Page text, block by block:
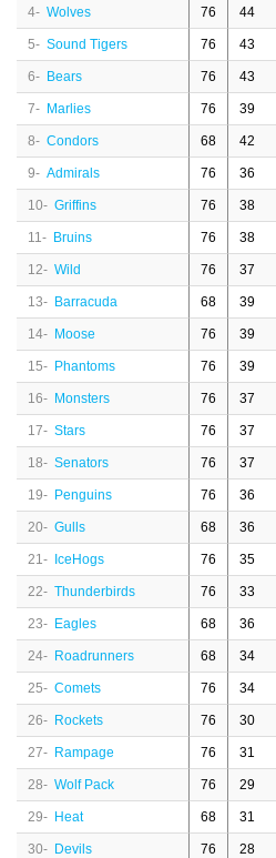
4- Wolves 76 44
5- Sound Tigers 76 43
6- Bears 76 43
7- Marlies 76 39
8- Condors 68 42
9- Admirals 76 36
10- Griffins 76 38
11- Bruins 76 38
12- Wild 76 37
13- Barracuda 68 39
14- Moose 76 39
15- Phantoms 76 39
16- Monsters 76 37
17- Stars 76 37
18- Senators 76 37
19- Penguins 76 36
20- Gulls 68 36
21- IceHogs 76 35
22- Thunderbirds 76 33
23- Eagles 68 36
24- Roadrunners 68 34
25- Comets 76 34
26- Rockets 76 30
27- Rampage 76 31
28- Wolf Pack 76 29
29- Heat 68 31
30- Devils 76 28